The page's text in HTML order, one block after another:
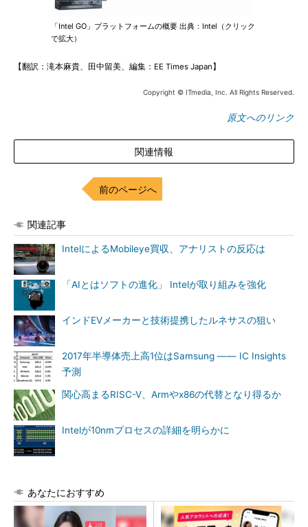
「Intel GO」プラットフォームの概要 出典：Intel（クリック
で拡大）
【翻訳：滝本麻貴、田中留美、編集：EE Times Japan】
Copyright © ITmedia, Inc. All Rights Reserved.
原文へのリンク
関連情報
前のページへ
関連記事
IntelによるMobileye買収、アナリストの反応は
「AIとはソフトの進化」 Intelが取り組みを強化
インドEVメーカーと技術提携したルネサスの狙い
2017年半導体売上高1位はSamsung ―― IC Insights
予測
関心高まるRISC-V、Armやx86の代替となり得るか
Intelが10nmプロセスの詳細を明らかに
あなたにおすすめ